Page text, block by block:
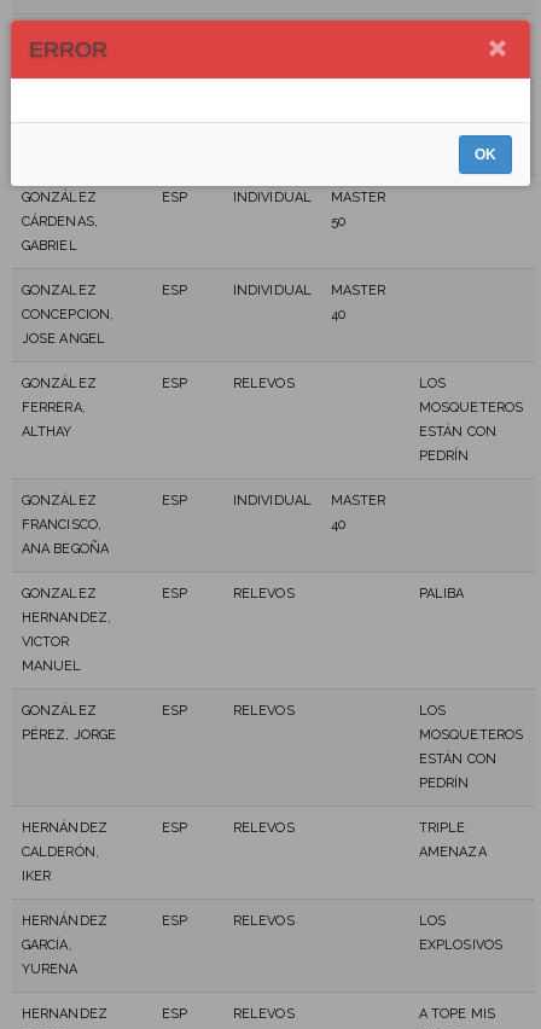
KARINA
GONZÁLEZ
CÁRDENAS,
GABRIEL
ESP INDIVIDUAL
MASTER
50
GONZALEZ
CONCEPCION,
JOSE ANGEL
ESP INDIVIDUAL
MASTER
40
GONZÁLEZ
FERRERA,
ALTHAY
ESP RELEVOS
LOS
MOSQUETEROS
ESTÁN CON
PEDRÍN
GONZÁLEZ
FRANCISCO,
ANA BEGOÑA
ESP INDIVIDUAL
MASTER
40
GONZALEZ
HERNANDEZ,
VICTOR
MANUEL
ESP RELEVOS PALIBA
GONZÁLEZ
PÉREZ, JORGE
ESP RELEVOS
LOS
MOSQUETEROS
ESTÁN CON
PEDRÍN
HERNÁNDEZ
CALDERÓN,
IKER
ESP RELEVOS
TRIPLE
AMENAZA
HERNÁNDEZ
GARCÍA,
YURENA
ESP RELEVOS
LOS
EXPLOSIVOS
HERNANDEZ
ESP RELEVOS
A TOPE MIS
ERROR
OK